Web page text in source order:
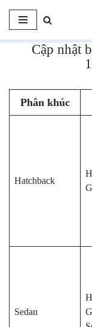
Chuyển
Cập nhật
Phân khúc
Hatchback
Sedan